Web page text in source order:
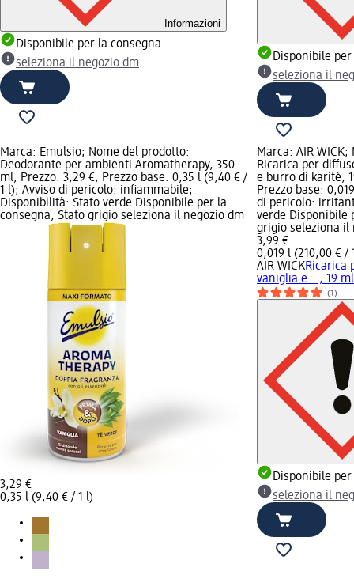
Informazioni
Disponibile per la consegna
seleziona il negozio dm
Disponibile
seleziona il
Marca: Emulsio; Nome del prodotto:
Deodorante per ambienti Aromatherapy, 350
ml; Prezzo: 3,29 €; Prezzo base: 0,35 l (9,40 € /
1 l); Avviso di pericolo: infiammabile;
Disponibilità: Stato verde Disponibile per la
consegna, Stato grigio seleziona il negozio dm
3,29 €
0,35 l (9,40 € / 1 l)
Marca: AIR
Ricarica per
e burro di karitè,
Prezzo base:
di pericolo:
verde Disponibile
grigio seleziona il
3,99 €
0,019 l (210,00 € /
AIR WICKRicarica
vaniglia e..., 19 ml
(1)
Disponibile
seleziona il